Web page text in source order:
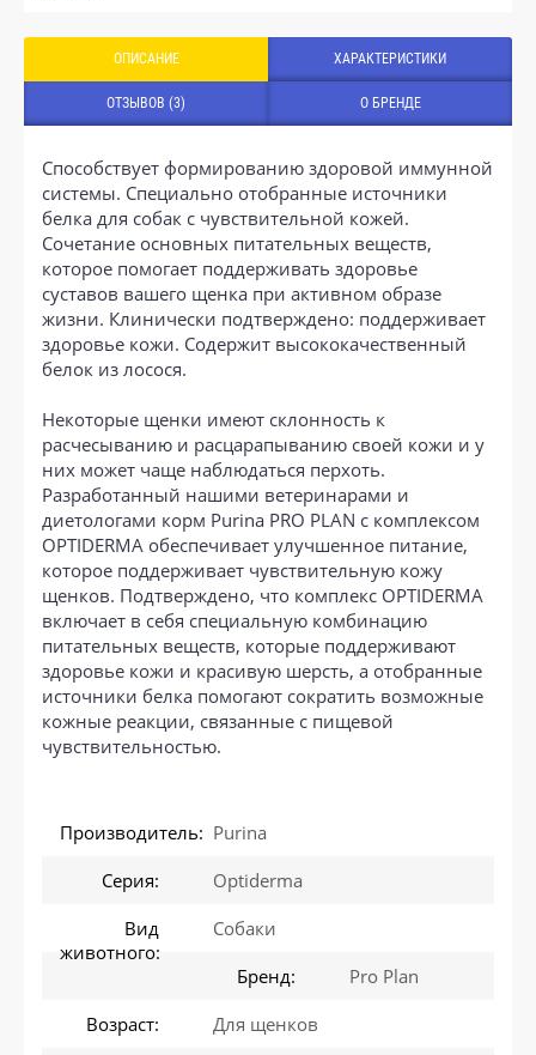
ОПИСАНИЕ ХАРАКТЕРИСТИКИ
ОТЗЫВОВ (3) О БРЕНДЕ
Способствует формированию здоровой иммунной
системы. Специально отобранные источники
белка для собак с чувствительной кожей.
Сочетание основных питательных веществ,
которое помогает поддерживать здоровье
суставов вашего щенка при активном образе
жизни. Клинически подтверждено: поддерживает
здоровье кожи. Содержит высококачественный
белок из лосося.
Некоторые щенки имеют склонность к
расчесыванию и расцарапыванию своей кожи и у
них может чаще наблюдаться перхоть.
Разработанный нашими ветеринарами и
диетологами корм Purina PRO PLAN с комплексом
OPTIDERMA обеспечивает улучшенное питание,
которое поддерживает чувствительную кожу
щенков. Подтверждено, что комплекс OPTIDERMA
включает в себя специальную комбинацию
питательных веществ, которые поддерживают
здоровье кожи и красивую шерсть, а отобранные
источники белка помогают сократить возможные
кожные реакции, связанные с пищевой
чувствительностью.
Производитель: Purina
Серия:
Optiderma
Вид
животного:
Собаки
Бренд:
Pro Plan
Возраст:
Для щенков